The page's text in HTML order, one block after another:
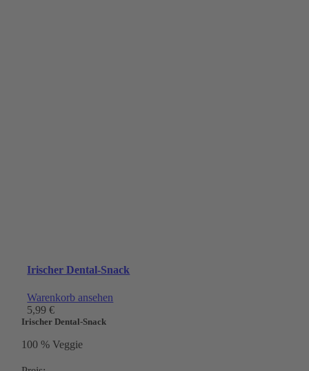
Irischer Dental-Snack
Warenkorb ansehen
5,99€
Irischer Dental-Snack
100 % Veggie